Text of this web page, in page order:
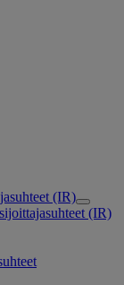
(IR)
(IR)